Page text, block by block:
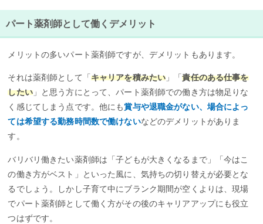
パート薬剤師として働くデメリット
メリットの多いパート薬剤師ですが、デメリットもあります。
それは薬剤師として「 キャリアを積みたい 」「責任のある仕事を
したい」と思う方にとって、パート薬剤師での働き方は物足りな
く感じてしまう点です。他にも賞与や退職金がない、場合によっ
ては希望する勤務時間数で働けないなどのデメリットがありま
す。
バリバリ働きたい薬剤師は「子どもが大きくなるまで」「今はこ
の働き方がベスト」といった風に、気持ちの切り替えが必要とな
るでしょう。しかし子育て中にブランク期間が空くよりは、現場
でパート薬剤師として働く方がその後のキャリアアップにも役立
つはずです。